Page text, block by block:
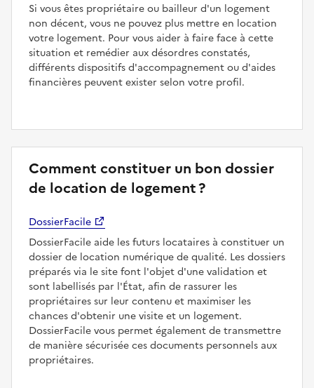
Si vous êtes propriétaire ou bailleur d'un logement
non décent, vous ne pouvez plus mettre en location
votre logement. Pour vous aider à faire face à cette
situation et remédier aux désordres constatés,
différents dispositifs d'accompagnement ou d'aides
financières peuvent exister selon votre profil.
Comment constituer un bon dossier
de location de logement ?
DossierFacile
DossierFacile aide les futurs locataires à constituer un
dossier de location numérique de qualité. Les dossiers
préparés via le site font l'objet d'une validation et
sont labellisés par l'État, afin de rassurer les
propriétaires sur leur contenu et maximiser les
chances d'obtenir une visite et un logement.
DossierFacile vous permet également de transmettre
de manière sécurisée ces documents personnels aux
propriétaires.